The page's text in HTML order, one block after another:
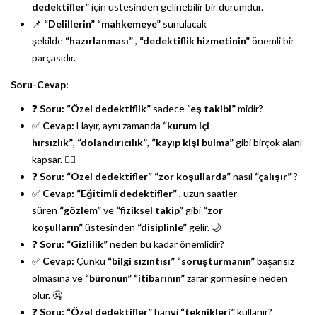
dedektifler”için üstesinden gelinebilir bir durumdur.
📌 “Delillerin” “mahkemeye” sunulacak
şekilde “hazırlanması”, “dedektiflik hizmetinin”önemli bir
parçasıdır.
Soru-Cevap:
❓Soru: “Özel dedektiflik” sadece “eş takibi”midir?
✅ Cevap: Hayır, aynı zamanda “kurum içi
hırsızlık”, “dolandırıcılık”, “kayıp kişi bulma”gibi birçok alanı
kapsar. 🕵️‍♂️
❓Soru: “Özel dedektifler” “zor koşullarda”nasıl “çalışır”?
✅ Cevap: “Eğitimli dedektifler”, uzun saatler
süren “gözlem”ve “fiziksel takip”gibi “zor
koşulların”üstesinden “disiplinle”gelir. 🌙
❓Soru: “Gizlilik”neden bu kadar önemlidir?
✅ Cevap: Çünkü “bilgi sızıntısı” “soruşturmanın”başarısız
olmasına ve “büronun” “itibarının”zarar görmesine neden
olur. 🤐
❓Soru: “Özel dedektifler”hangi “teknikleri”kullanır?